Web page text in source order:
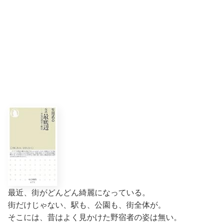
最近、街がどんどん綺麗になっている。
街だけじゃない、駅も、公園も、街全体が。
そこには、昔はよく見かけた野宿者の姿は無い。